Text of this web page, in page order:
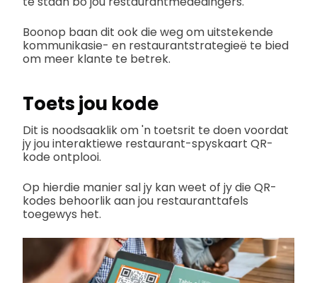
Boonop baan dit ook die weg om uitstekende
kommunikasie- en restaurantstrategieë te bied
om meer klante te betrek.
Toets jou kode
Dit is noodsaaklik om 'n toetsrit te doen voordat
jy jou interaktiewe restaurant-spyskaart QR-
kode ontplooi.
Op hierdie manier sal jy kan weet of jy die QR-
kodes behoorlik aan jou restauranttafels
toegewys het.